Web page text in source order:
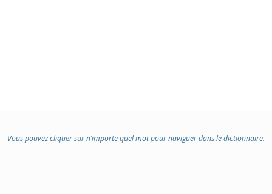
Vous pouvez cliquer sur n’importe quel mot pour naviguer dans le dictionnaire.